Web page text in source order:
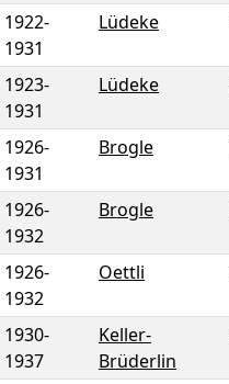
1922-
1931
Lüdeke
1923-
1931
Lüdeke
1926-
1931
Brogle
1926-
1932
Brogle
1926-
1932
Oettli
1930-
1937
Keller-
Brüderlin